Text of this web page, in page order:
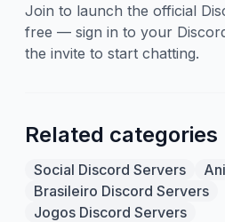
Join to launch the official
free — sign in to your
the invite to start chatting.
Related categories
Social Discord Servers
Brasileiro Discord Servers
Jogos Discord Servers